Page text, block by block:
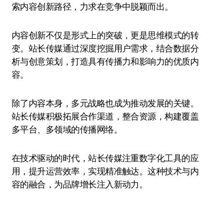
索内容创新路径，力求在竞争中脱颖而出。
内容创新不仅是形式上的突破，更是思维模式的转
变。站长传媒通过深度挖掘用户需求，结合数据分
析与创意策划，打造具有传播力和影响力的优质内
容。
除了内容本身，多元战略也成为推动发展的关键。
站长传媒积极拓展合作渠道，整合资源，构建覆盖
多平台、多领域的传播网络。
在技术驱动的时代，站长传媒注重数字化工具的应
用，提升运营效率，实现精准触达。这种技术与内
容的融合，为品牌增长注入新动力。